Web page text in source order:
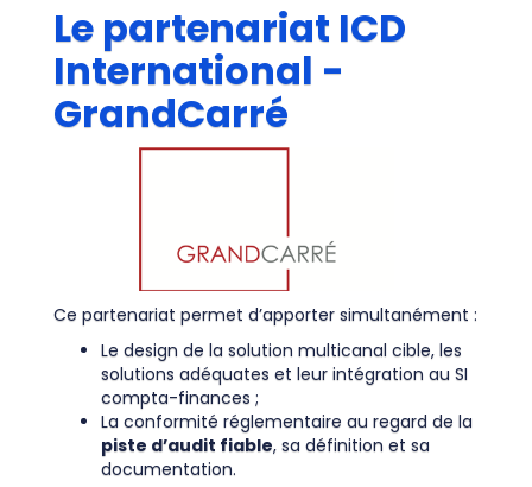
Le partenariat ICD
International -
GrandCarré
Ce partenariat permet d’apporter simultanément :
Le design de la solution multicanal cible, les
solutions adéquates et leur intégration au SI
compta-finances ;
La conformité réglementaire au regard de la
piste d’audit fiable, sa définition et sa
documentation.